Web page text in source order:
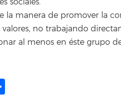
la manera de promover la
no trabajando
al menos en éste grupo